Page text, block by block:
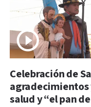
Celebración de
agradecimientos
salud y “el pan